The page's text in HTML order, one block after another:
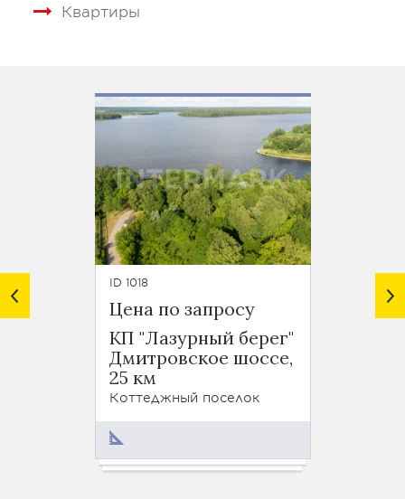
Квартиры
ID 1018
Цена по запросу
КП "Лазурный берег"
Дмитровское шоссе,
25 км
Коттеджный поселок
от